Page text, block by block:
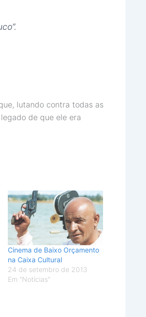
lutando contra todas as
de que ele era
Cinema de Baixo Orçamento
na Caixa Cultural
24 de setembro de 2013
Em "Notícias"